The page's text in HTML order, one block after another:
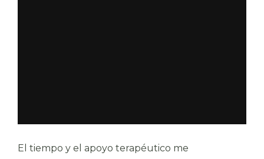
El tiempo y el apoyo terapéutico me